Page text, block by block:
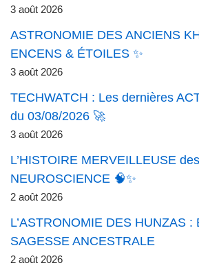
3 août 2026
ASTRONOMIE DES ANCIENS
ENCENS & ÉTOILES ✨
3 août 2026
TECHWATCH : Les dernières
du 03/08/2026 🚀
3 août 2026
L’HISTOIRE MERVEILLEUSE
NEUROSCIENCE 🧠✨
2 août 2026
L’ASTRONOMIE DES HUNZAS :
SAGESSE ANCESTRALE
2 août 2026